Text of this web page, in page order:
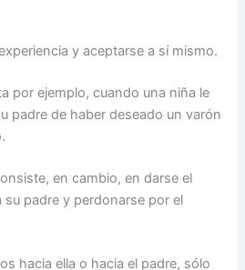
y aceptarse a sí mismo.
por ejemplo, cuando una niña le
padre de haber deseado un varón
en cambio, en darse el
padre y perdonarse por el
hacia ella o hacia el padre, sólo